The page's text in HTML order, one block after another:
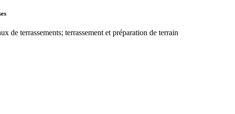
de terrassements; terrassement et préparation de terrain